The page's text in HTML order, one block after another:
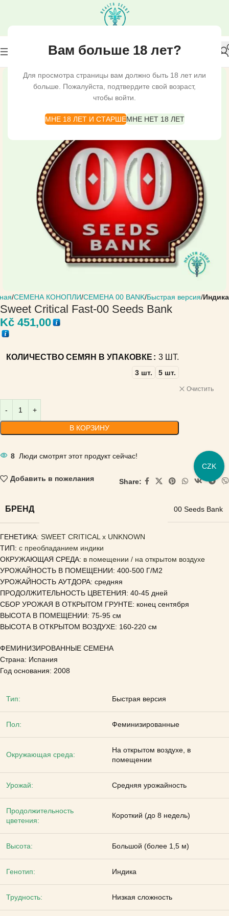
Вам больше 18 лет?
Для просмотра страницы вам должно быть 18 лет или
больше. Пожалуйста, подтвердите свой возраст,
чтобы войти.
МНЕ 18 ЛЕТ И СТАРШЕМНЕ НЕТ 18 ЛЕТ
СЕМЕНА КОНОПЛИ СЕМЕНА 00 BANK Быстрая версия Индика
Sweet Critical Fast-00 Seeds Bank
Kč 451,00
КОЛИЧЕСТВО СЕМЯН В УПАКОВКЕ 3 ШТ.
3 шт. 5 шт.
Очистить
В КОРЗИНУ
8 Люди смотрят этот продукт сейчас!
Добавить в пожелания Share:
БРЕНД 00 Seeds Bank
ГЕНЕТИКА: SWEET CRITICAL x UNKNOWN
ТИП: с преобладанием индики
ОКРУЖАЮЩАЯ СРЕДА: в помещении / на открытом воздухе
УРОЖАЙНОСТЬ В ПОМЕЩЕНИИ: 400-500 Г/М2
УРОЖАЙНОСТЬ АУТДОРА: средняя
ПРОДОЛЖИТЕЛЬНОСТЬ ЦВЕТЕНИЯ: 40-45 дней
СБОР УРОЖАЯ В ОТКРЫТОМ ГРУНТЕ: конец сентября
ВЫСОТА В ПОМЕЩЕНИИ: 75-95 см
ВЫСОТА В ОТКРЫТОМ ВОЗДУХЕ: 160-220 см
ФЕМИНИЗИРОВАННЫЕ СЕМЕНА
Страна: Испания
Год основания: 2008
Тип: Быстрая версия
Пол: Феминизированные
Окружающая среда:
На открытом воздухе, в
помещении
Урожай: Средняя урожайность
Продолжительность
цветения:
Короткий (до 8 недель)
Высота: Большой (более 1,5 м)
Генотип: Индика
Трудность: Низкая сложность
CZK